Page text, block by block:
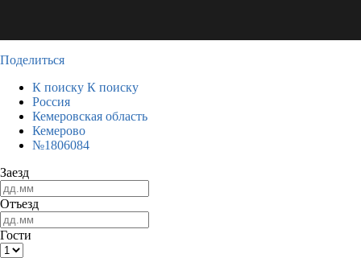
Поделиться
К поиску К поиску
Россия
Кемеровская область
Кемерово
№1806084
Заезд
Отъезд
Гости